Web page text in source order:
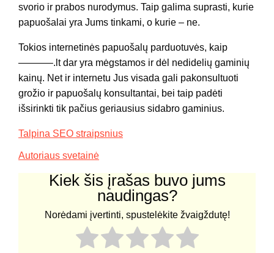
svorio ir prabos nurodymus. Taip galima suprasti, kurie
papuošalai yra Jums tinkami, o kurie – ne.
Tokios internetinės papuošalų parduotuvės, kaip
———–.lt dar yra mėgstamos ir dėl nedidelių gaminių
kainų. Net ir internetu Jus visada gali pakonsultuoti
grožio ir papuošalų konsultantai, bei taip padėti
išsirinkti tik pačius geriausius sidabro gaminius.
Talpina SEO straipsnius
Autoriaus svetainė
Kiek šis įrašas buvo jums
naudingas?
Norėdami įvertinti, spustelėkite žvaigždutę!